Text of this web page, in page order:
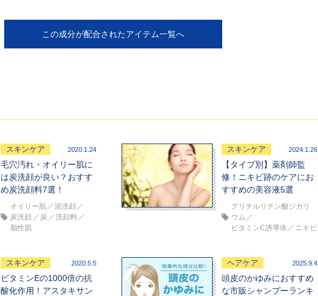
この成分が配合されたアイテム一覧へ
スキンケア 2020.1.24
毛穴汚れ・オイリー肌に
は炭洗顔が良い？おすす
め炭洗顔料7選！
オイリー肌
泥洗顔
炭洗顔
炭
洗顔料
脂性肌
スキンケア 2024.1.26
【タイプ別】薬剤師監
修！ニキビ跡のケアにお
すすめの美容液5選
グリチルリチン酸ジカリ
ウム
ビタミンC誘導体
ニキビ
スキンケア 2020.5.5
ビタミンEの1000倍の抗
酸化作用！アスタキサン
ヘアケア 2025.9.4
頭皮のかゆみにおすすめ
な市販シャンプーランキ